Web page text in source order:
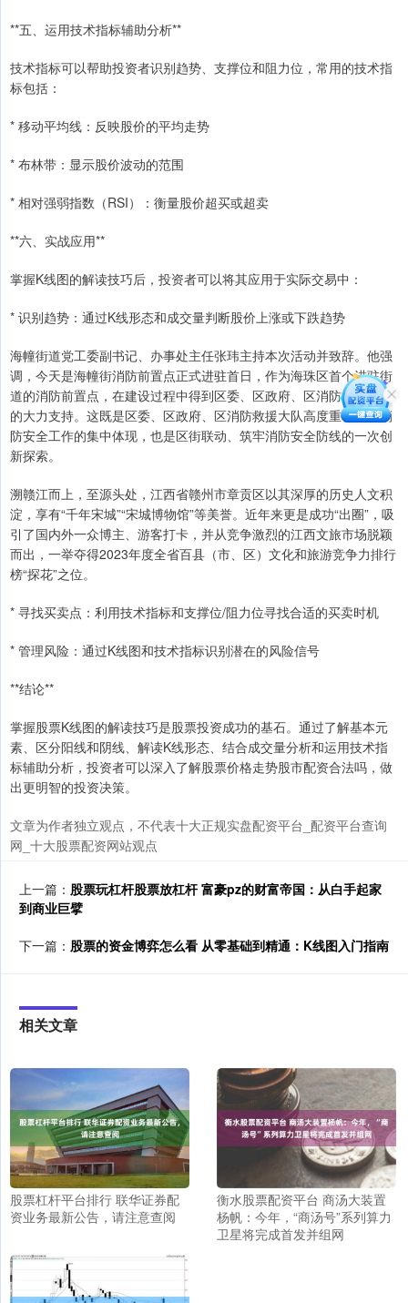
**五、运用技术指标辅助分析**
技术指标可以帮助投资者识别趋势、支撑位和阻力位，常用的技术指
标包括：
* 移动平均线：反映股价的平均走势
* 布林带：显示股价波动的范围
* 相对强弱指数（RSI）：衡量股价超买或超卖
**六、实战应用**
掌握K线图的解读技巧后，投资者可以将其应用于实际交易中：
* 识别趋势：通过K线形态和成交量判断股价上涨或下跌趋势
海幢街道党工委副书记、办事处主任张玮主持本次活动并致辞。他强
调，今天是海幢街消防前置点正式进驻首日，作为海珠区首个进驻街
道的消防前置点，在建设过程中得到区委、区政府、区消防救援大队
的大力支持。这既是区委、区政府、区消防救援大队高度重视街道消
防安全工作的集中体现，也是区街联动、筑牢消防安全防线的一次创
新探索。
溯赣江而上，至源头处，江西省赣州市章贡区以其深厚的历史人文积
淀，享有“千年宋城”“宋城博物馆”等美誉。近年来更是成功“出圈”，吸
引了国内外一众博主、游客打卡，并从竞争激烈的江西文旅市场脱颖
而出，一举夺得2023年度全省百县（市、区）文化和旅游竞争力排行
榜“探花”之位。
* 寻找买卖点：利用技术指标和支撑位/阻力位寻找合适的买卖时机
* 管理风险：通过K线图和技术指标识别潜在的风险信号
**结论**
掌握股票K线图的解读技巧是股票投资成功的基石。通过了解基本元
素、区分阳线和阴线、解读K线形态、结合成交量分析和运用技术指
标辅助分析，投资者可以深入了解股票价格走势股市配资合法吗，做
出更明智的投资决策。
文章为作者独立观点，不代表十大正规实盘配资平台_配资平台查询
网_十大股票配资网站观点
上一篇： 股票玩杠杆股票放杠杆 富豪pz的财富帝国：从白手起家
到商业巨擘
下一篇： 股票的资金博弈怎么看 从零基础到精通：K线图入门指南
相关文章
股票杠杆平台排行 联华证券配
资业务最新公告，请注意查阅
衡水股票配资平台 商汤大装置
杨帆：今年，“商汤号”系列算力
卫星将完成首发并组网